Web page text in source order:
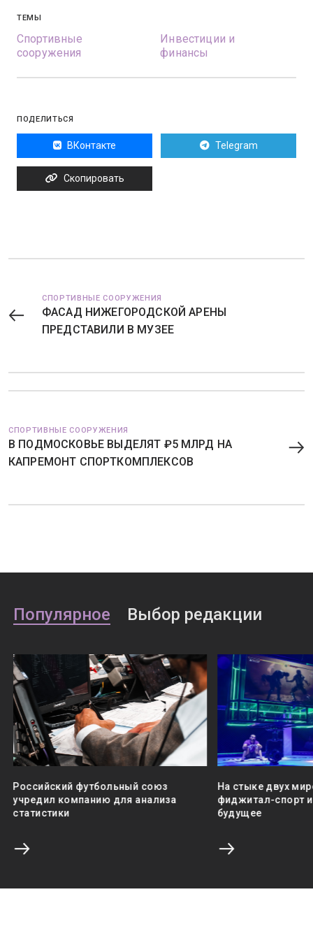
ТЕМЫ
Спортивные
сооружения
Инвестиции и
финансы
ПОДЕЛИТЬСЯ
ВКонтакте Telegram
Скопировать
СПОРТИВНЫЕ СООРУЖЕНИЯ
ФАСАД НИЖЕГОРОДСКОЙ АРЕНЫ
ПРЕДСТАВИЛИ В МУЗЕЕ
СПОРТИВНЫЕ СООРУЖЕНИЯ
В ПОДМОСКОВЬЕ ВЫДЕЛЯТ ₽5 МЛРД НА
КАПРЕМОНТ СПОРТКОМПЛЕКСОВ
Популярное Выбор редакции
Российский футбольный союз
учредил компанию для анализа
статистики
На стыке двух
фиджитал-спорт
будущее